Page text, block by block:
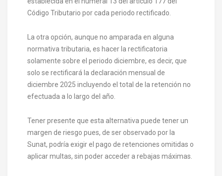
Código Tributario por cada periodo rectificado.
La otra opción, aunque no amparada en alguna
normativa tributaria, es hacer la rectificatoria
solamente sobre el periodo diciembre, es decir, que
solo se rectificará la declaración mensual de
diciembre 2025 incluyendo el total de la retención no
efectuada a lo largo del año.
Tener presente que esta alternativa puede tener un
margen de riesgo pues, de ser observado por la
Sunat, podría exigir el pago de retenciones omitidas o
aplicar multas, sin poder acceder a rebajas máximas.